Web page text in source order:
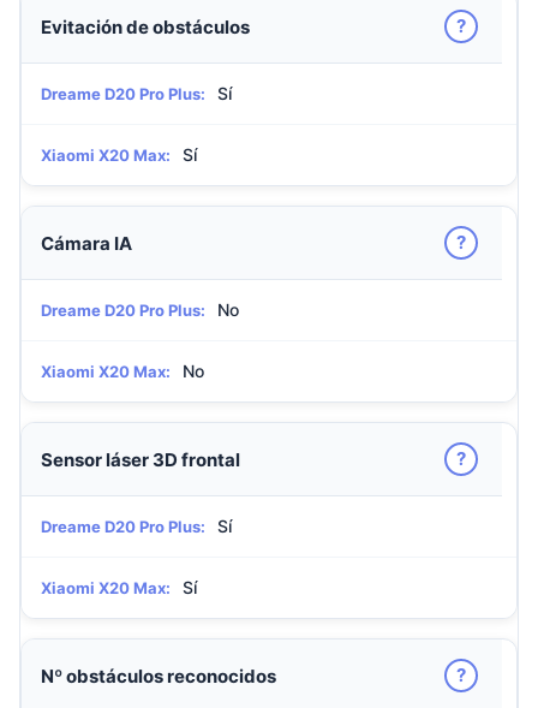
Evitación de obstáculos ?
Dreame D20 Pro Plus: Sí
Xiaomi X20 Max: Sí
Cámara IA ?
Dreame D20 Pro Plus: No
Xiaomi X20 Max: No
Sensor láser 3D frontal ?
Dreame D20 Pro Plus: Sí
Xiaomi X20 Max: Sí
Nº obstáculos reconocidos ?